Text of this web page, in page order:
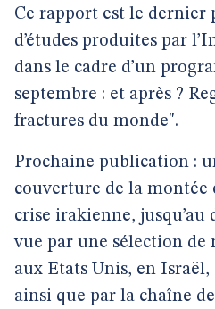
Ce rapport est le dernier
d’études produites par
dans le cadre d’un
septembre : et après ?
fractures du monde".
Prochaine publication :
couverture de la montée
crise irakienne, jusqu’au
vue par une sélection de
aux Etats Unis, en
ainsi que par la chaîne